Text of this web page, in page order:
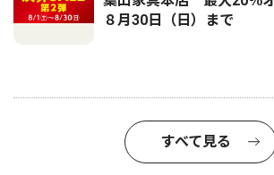
８月30日（日）まで
すべて見る